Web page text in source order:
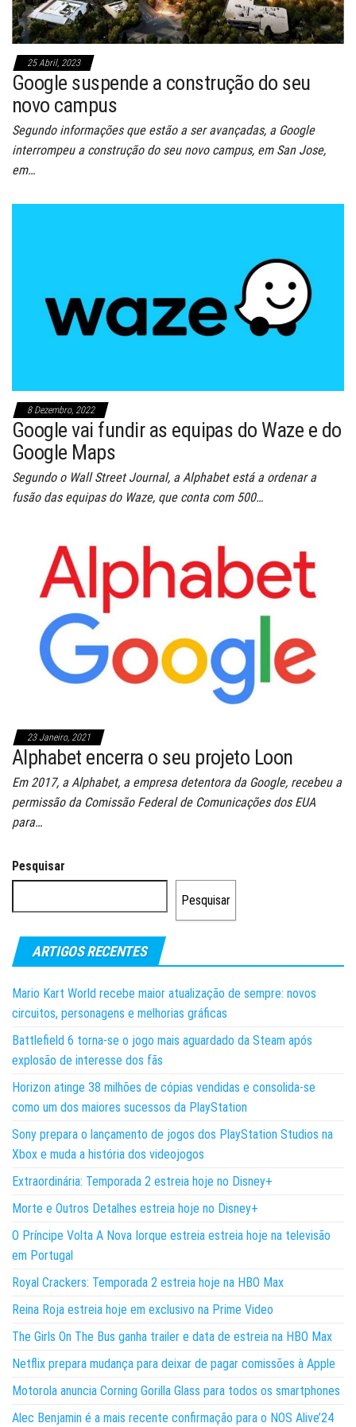
25 Abril, 2023
Google suspende a construção do seu
novo campus
Segundo informações que estão a ser avançadas, a Google
interrompeu a construção do seu novo campus, em San Jose,
em…
8 Dezembro, 2022
Google vai fundir as equipas do Waze e do
Google Maps
Segundo o Wall Street Journal, a Alphabet está a ordenar a
fusão das equipas do Waze, que conta com 500…
23 Janeiro, 2021
Alphabet encerra o seu projeto Loon
Em 2017, a Alphabet, a empresa detentora da Google, recebeu a
permissão da Comissão Federal de Comunicações dos EUA
para…
Pesquisar
Pesquisar
ARTIGOS RECENTES
Mario Kart World recebe maior atualização de sempre: novos
circuitos, personagens e melhorias gráficas
Battlefield 6 torna-se o jogo mais aguardado da Steam após
explosão de interesse dos fãs
Horizon atinge 38 milhões de cópias vendidas e consolida-se
como um dos maiores sucessos da PlayStation
Sony prepara o lançamento de jogos dos PlayStation Studios na
Xbox e muda a história dos videojogos
Extraordinária: Temporada 2 estreia hoje no Disney+
Morte e Outros Detalhes estreia hoje no Disney+
O Príncipe Volta A Nova Iorque estreia estreia hoje na televisão
em Portugal
Royal Crackers: Temporada 2 estreia hoje na HBO Max
Reina Roja estreia hoje em exclusivo na Prime Video
The Girls On The Bus ganha trailer e data de estreia na HBO Max
Netflix prepara mudança para deixar de pagar comissões à Apple
Motorola anuncia Corning Gorilla Glass para todos os smartphones
Alec Benjamin é a mais recente confirmação para o NOS Alive’24